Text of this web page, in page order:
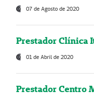
07 de Agosto de 2020
Prestador Clínica
01 de Abril de 2020
Prestador Centro